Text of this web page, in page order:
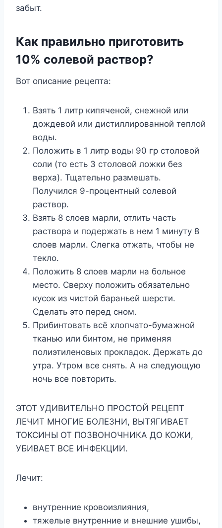
забыт.
Как правильно приготовить
10% солевой раствор?
Вот описание рецепта:
Взять 1 литр кипяченой, снежной или
дождевой или дистиллированной теплой
воды.
Положить в 1 литр воды 90 гр столовой
соли (то есть 3 столовой ложки без
верха). Тщательно размешать.
Получился 9-процентный солевой
раствор.
Взять 8 слоев марли, отлить часть
раствора и подержать в нем 1 минуту 8
слоев марли. Слегка отжать, чтобы не
текло.
Положить 8 слоев марли на больное
место. Сверху положить обязательно
кусок из чистой бараньей шерсти.
Сделать это перед сном.
Прибинтовать всё хлопчато-бумажной
тканью или бинтом, не применяя
полиэтиленовых прокладок. Держать до
утра. Утром все снять. А на следующую
ночь все повторить.
ЭТОТ УДИВИТЕЛЬНО ПРОСТОЙ РЕЦЕПТ
ЛЕЧИТ МНОГИЕ БОЛЕЗНИ, ВЫТЯГИВАЕТ
ТОКСИНЫ ОТ ПОЗВОНОЧНИКА ДО КОЖИ,
УБИВАЕТ ВСЕ ИНФЕКЦИИ.
Лечит:
внутренние кровоизлияния,
тяжелые внутренние и внешние ушибы,